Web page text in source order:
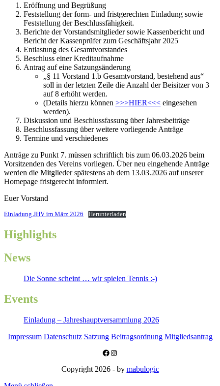
Eröffnung und Begrüßung
Feststellung der form- und fristgerechten Einladung sowie
Feststellung der Beschlussfähigkeit.
Berichte der Vorstandsmitglieder sowie Kassenbericht und
Bericht der Kassenprüfer zum Geschäftsjahr 2025
Entlastung des Gesamtvorstandes
Beschluss einer Kreditaufnahme
Antrag auf eine Satzungsänderung
„§ 11 Vorstand 1.b Gesamtvorstand, bestehend aus“
soll in der letzten Zeile die Anzahl der Beisitzer von 3
auf 8 erhöht werden.
(Details hierzu können >>>HIER<<< eingesehen
werden).
Diskussion und Beschlussfassung über Jahresbeiträge
Beschlussfassung über weitere vorliegende Anträge
Termine und verschiedenes
Anträge zu Punkt 7. müssen schriftlich bis zum 06.03.2026 beim
Vorsitzenden des Vereins vorliegen. Über neu eingehende Anträge
werden die Mitglieder spätestens ab dem 13.03.2026 auf unserer
Homepage fristgerecht informiert.
Euer Vorstand
Einladung JHV im März 2026 Herunterladen
Highlights
News
Die Sonne scheint … wir spielen Tennis :-)
Events
Einladung – Jahreshauptversammlung 2026
Impressum Datenschutz Satzung Beitragsordnung Mitgliedsantrag
Facebook
Instagram
Copyright 2026 - by mabulogic